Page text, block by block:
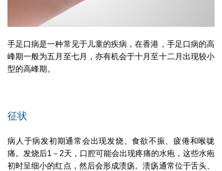
手足口病是一种常见于儿童的疾病，在香港，手足口病的高
峰期一般为五月至七月，亦有机会于十月至十二月出现较小
型的高峰期。
征状
病人于病发初期通常会出现发烧、食欲不振、疲倦和喉咙
痛。发烧后1－2天，口腔可能会出现疼痛的水疱，这些水疱
初时呈细小的红点，然后会形成溃疡。溃疡通常位于舌头、